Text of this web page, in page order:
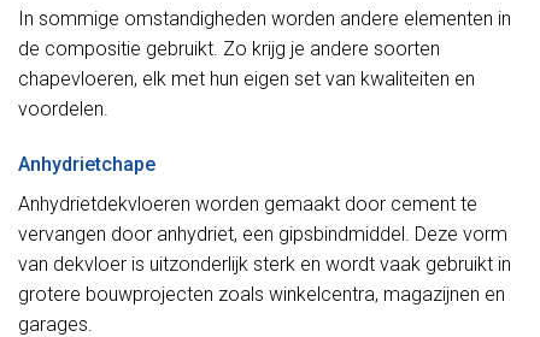
In sommige omstandigheden worden andere elementen in
de compositie gebruikt. Zo krijg je andere soorten
chapevloeren, elk met hun eigen set van kwaliteiten en
voordelen.
Anhydrietchape
Anhydrietdekvloeren worden gemaakt door cement te
vervangen door anhydriet, een gipsbindmiddel. Deze vorm
van dekvloer is uitzonderlijk sterk en wordt vaak gebruikt in
grotere bouwprojecten zoals winkelcentra, magazijnen en
garages.